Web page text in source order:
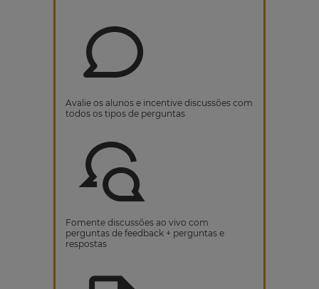
Avalie os alunos e incentive discussões com
todos os tipos de perguntas
Fomente discussões ao vivo com
perguntas de feedback + perguntas e
respostas